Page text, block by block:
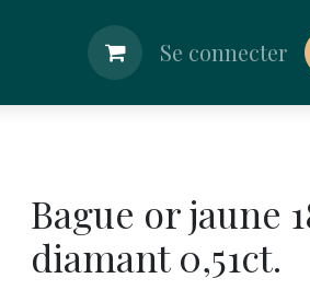
Nos Conseils Se connecter
Bague or jaune
diamant 0,51ct.